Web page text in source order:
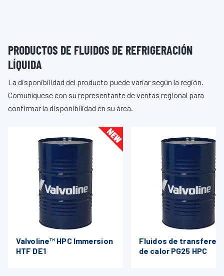
PRODUCTOS DE FLUIDOS DE REFRIGERACIÓN
LÍQUIDA
La disponibilidad del producto puede variar según la región.
Comuníquese con su representante de ventas regional para
confirmar la disponibilidad en su área.
Valvoline™ HPC Immersion
HTF DE1
Fluidos de
de calor PG25 HPC